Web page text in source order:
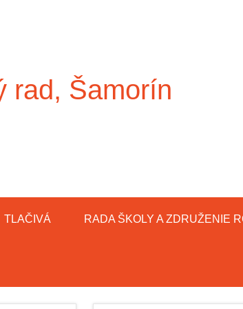
rad, Šamorín
TLAČIVÁ RADA ŠKOLY A ZDRUŽENIE